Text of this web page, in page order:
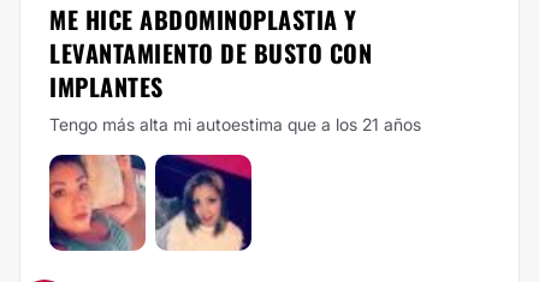
ME HICE ABDOMINOPLASTIA Y
LEVANTAMIENTO DE BUSTO CON
IMPLANTES
Tengo más alta mi autoestima que a los 21 años